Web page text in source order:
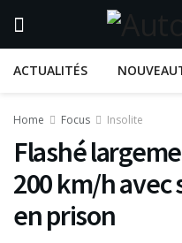
ACTUALITÉS
Home Focus Insolite
Flashé
200 km/h avec
en prison